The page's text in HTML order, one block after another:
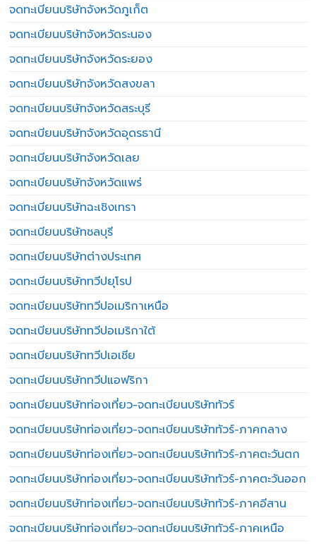
จดทะเบียนบริษัทจังหวัดภูเก็ต
จดทะเบียนบริษัทจังหวัดระนอง
จดทะเบียนบริษัทจังหวัดระยอง
จดทะเบียนบริษัทจังหวัดสงขลา
จดทะเบียนบริษัทจังหวัดสระบุรี
จดทะเบียนบริษัทจังหวัดอุดรธานี
จดทะเบียนบริษัทจังหวัดเลย
จดทะเบียนบริษัทจังหวัดแพร่
จดทะเบียนบริษัทฉะเชิงเทรา
จดทะเบียนบริษัทชลบุรี
จดทะเบียนบริษัทต่างประเทศ
จดทะเบียนบริษัททวีปยุโรป
จดทะเบียนบริษัททวีปอเมริกาเหนือ
จดทะเบียนบริษัททวีปอเมริกาใต้
จดทะเบียนบริษัททวีปเอเชีย
จดทะเบียนบริษัททวีปแอฟริกา
จดทะเบียนบริษัทท่องเที่ยว-จดทะเบียนบริษัททัวร์
จดทะเบียนบริษัทท่องเที่ยว-จดทะเบียนบริษัททัวร์-ภาคกลาง
จดทะเบียนบริษัทท่องเที่ยว-จดทะเบียนบริษัททัวร์-ภาคตะวันตก
จดทะเบียนบริษัทท่องเที่ยว-จดทะเบียนบริษัททัวร์-ภาคตะวันออก
จดทะเบียนบริษัทท่องเที่ยว-จดทะเบียนบริษัททัวร์-ภาคอีสาน
จดทะเบียนบริษัทท่องเที่ยว-จดทะเบียนบริษัททัวร์-ภาคเหนือ